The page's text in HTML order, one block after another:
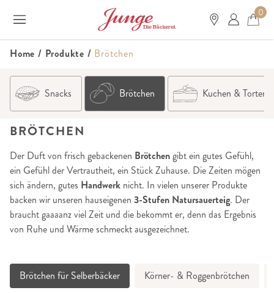
0
Home / Produkte / Brötchen
Snacks Brötchen Kuchen & Torten
BRÖTCHEN
Der Duft von frisch gebackenen Brötchengibt ein gutes Gefühl,
ein Gefühl der Vertrautheit, ein Stück Zuhause. Die Zeiten mögen
sich ändern, gutes Handwerk nicht. In vielen unserer Produkte
backen wir unseren hauseigenen 3-Stufen Natursauerteig. Der
braucht gaaaanz viel Zeit und die bekommt er, denn das Ergebnis
von Ruhe und Wärme schmeckt ausgezeichnet.
Brötchen für Selberbäcker Körner- & Roggenbrötchen